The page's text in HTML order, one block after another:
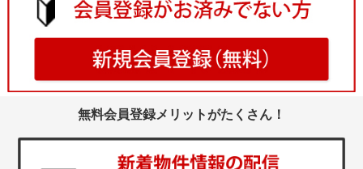
無料会員登録メリットがたくさん！